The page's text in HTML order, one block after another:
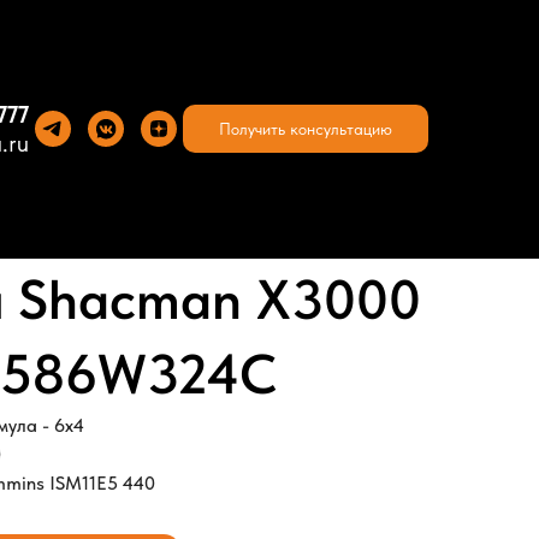
Получить консультацию
Shacman X3000
- 6х4
ISM11E5 440